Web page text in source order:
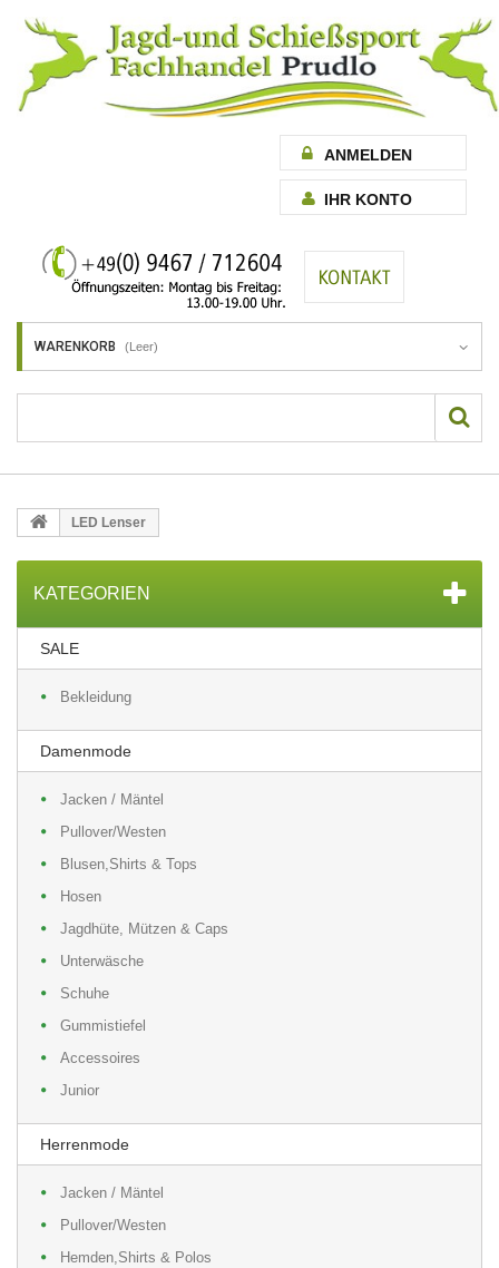
ANMELDEN
IHR KONTO
WARENKORB (Leer)
LED Lenser
KATEGORIEN
SALE
Bekleidung
Damenmode
Jacken / Mäntel
Pullover/Westen
Blusen,Shirts & Tops
Hosen
Jagdhüte, Mützen & Caps
Unterwäsche
Schuhe
Gummistiefel
Accessoires
Junior
Herrenmode
Jacken / Mäntel
Pullover/Westen
Hemden,Shirts & Polos